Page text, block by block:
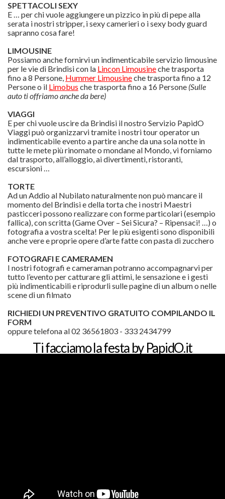
SPETTACOLI SEXY
E … per chi vuole aggiungere un pizzico in più di pepe alla
serata i nostri stripper, i sexy camerieri o i sexy body guard
sapranno cosa fare!
LIMOUSINE
Possiamo anche fornirvi un indimenticabile servizio limousine
per le vie di Brindisi con la Lincon Limousineche trasporta
fino a 8 Persone, Hummer Limousineche trasporta fino a 12
Persone o il Limobus che trasporta fino a 16 Persone (Sulle
auto ti offriamo anche da bere)
VIAGGI
E per chi vuole uscire da Brindisi il nostro Servizio PapidO
Viaggi può organizzarvi tramite i nostri tour operator un
indimenticabile evento a partire anche da una sola notte in
tutte le mete più rinomate o mondane al Mondo, vi forniamo
dal trasporto, all’alloggio, ai divertimenti, ristoranti,
escursioni …
TORTE
Ad un Addio al Nubilato naturalmente non può mancare il
momento del Brindisi e della torta che i nostri Maestri
pasticceri possono realizzare con forme particolari (esempio
fallica), con scritta (Game Over – Sei Sicura? – Ripensaci! …) o
fotografia a vostra scelta! Per le più esigenti sono disponibili
anche vere e proprie opere d’arte fatte con pasta di zucchero
FOTOGRAFI E CAMERAMEN
I nostri fotografi e cameraman potranno accompagnarvi per
tutto l’evento per catturare gli attimi, le sensazione e i gesti
più indimenticabili e riprodurli sulle pagine di un album o nelle
scene di un filmato
RICHIEDI UN PREVENTIVO GRATUITO COMPILANDO IL
FORM
oppure telefona al 02 36561803 - 333 2434799
Ti facciamo la festa by PapidO.it